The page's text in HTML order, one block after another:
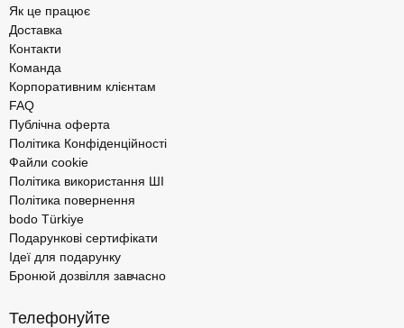
Як це працює
Доставка
Контакти
Команда
Корпоративним клієнтам
FAQ
Публічна оферта
Політика Конфіденційності
Файли cookie
Політика використання ШІ
Політика повернення
bodo Türkiye
Подарункові сертифікати
Ідеї для подарунку
Бронюй дозвілля завчасно
Телефонуйте